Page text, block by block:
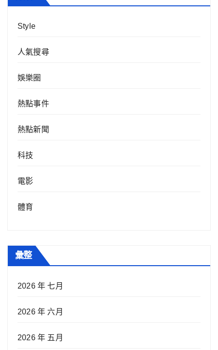
Style
人氣搜尋
娛樂圈
熱點事件
熱點新聞
科技
電影
體育
彙整
2026 年 七月
2026 年 六月
2026 年 五月